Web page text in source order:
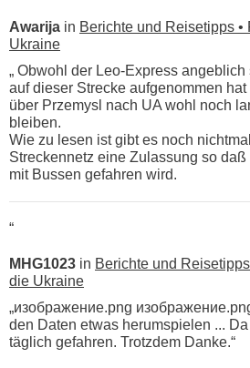
Awarija in Berichte und Reisetipps
Ukraine
„ Obwohl der Leo-Express
auf dieser Strecke aufgenommen
über Przemysl nach UA wohl noch
bleiben.
Wie zu lesen ist gibt es noch
Streckennetz eine Zulassung so
mit Bussen gefahren wird.
“
MHG1023 in Berichte und
die Ukraine
„изображение.png
den Daten etwas herumspielen ...
täglich gefahren. Trotzdem Danke.“